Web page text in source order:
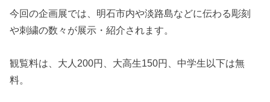
今回の企画展では、明石市内や淡路島などに伝わる彫刻
や刺繍の数々が展示・紹介されます。
観覧料は、大人200円、大高生150円、中学生以下は無
料。